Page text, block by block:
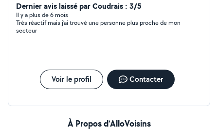
toiture...). De plus je suis spécialisé dans la membrane
PVC, qui est un matériau plus durable. Je peux faire de
la simple réparation de fuite à une réfection complète
de toiture et / ou terrasse. Je peux aussi très bien
N'ayant pas encore accès au service prenium je vous
laisse entrer en contact avec moi et vous ferai un retour
Dernier avis laissé par Coudrais : 3/5
Il y a plus de 6 mois
Très réactif mais j’ai trouvé une personne plus proche de mon
secteur
Voir le profil Contacter
À Propos d’AlloVoisins